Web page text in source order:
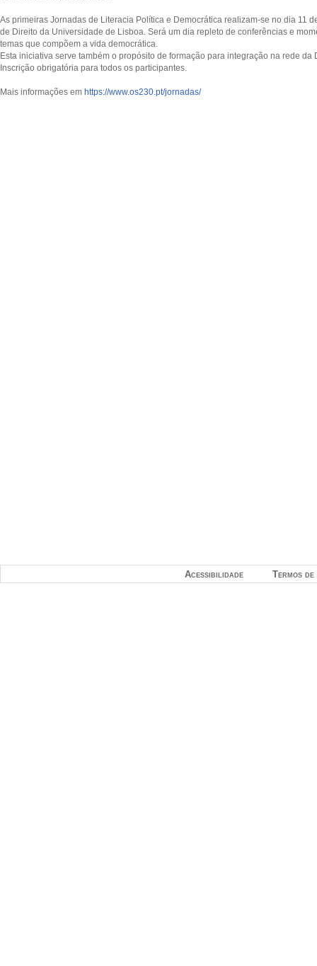
As primeiras Jornadas de Literacia Política e Democrática realizam-se no dia 11
de Direito da Universidade de Lisboa. Será um dia repleto de conferências e
temas que compõem a vida democrática.
Esta iniciativa serve também o propósito de formação para integração na rede da
Inscrição obrigatória para todos os participantes.
Mais informações em https://www.os230.pt/jornadas/
Termos
Acessibilidade